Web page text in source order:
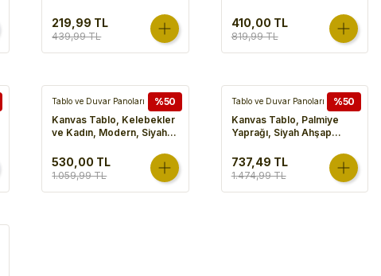
Beyaz - 40x1,8x50 cm
219,99 TL
439,99 TL
Kabartmalı, Somon-
Kahverengi - 45x2,5x60
410,00 TL
819,99 TL
%50
Tablo ve Duvar Panoları
Kanvas Tablo, Kelebekler
ve Kadın, Modern, Siyah
Kabartmalı, Gold-Beyaz -
50x3x70 cm
530,00 TL
1.059,99 TL
%50
Tablo ve Duvar Panoları
Kanvas Tablo, Palmiye
Yaprağı, Siyah Ahşap
Kabartmalı, Bordo-Yeşil -
60x3x80 cm
737,49 TL
1.474,99 TL